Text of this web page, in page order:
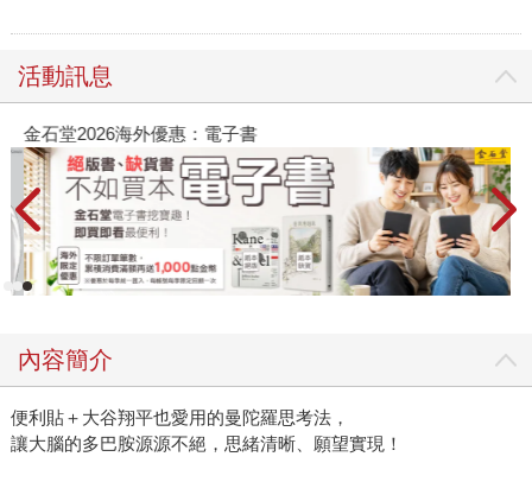
活動訊息
金石堂2026海外優惠：電子書
內容簡介
便利貼＋大谷翔平也愛用的曼陀羅思考法，
讓大腦的多巴胺源源不絕，思緒清晰、願望實現！